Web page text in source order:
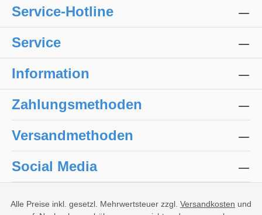
Service-Hotline
Service
Information
Zahlungsmethoden
Versandmethoden
Social Media
Alle Preise inkl. gesetzl. Mehrwertsteuer zzgl. Versandkosten und